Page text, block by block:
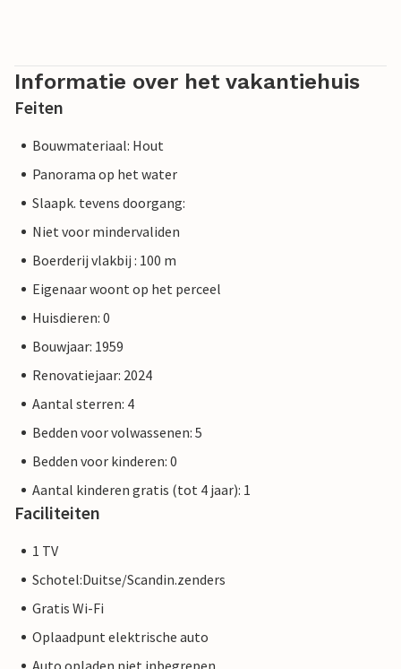
Informatie over het vakantiehuis
Feiten
Bouwmateriaal: Hout
Panorama op het water
Slaapk. tevens doorgang:
Niet voor mindervaliden
Boerderij vlakbij : 100 m
Eigenaar woont op het perceel
Huisdieren: 0
Bouwjaar: 1959
Renovatiejaar: 2024
Aantal sterren: 4
Bedden voor volwassenen: 5
Bedden voor kinderen: 0
Aantal kinderen gratis (tot 4 jaar): 1
Faciliteiten
1 TV
Schotel:Duitse/Scandin.zenders
Gratis Wi-Fi
Oplaadpunt elektrische auto